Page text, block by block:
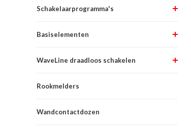
Schakelaarprogramma's
Basiselementen
WaveLine draadloos schakelen
Rookmelders
Wandcontactdozen